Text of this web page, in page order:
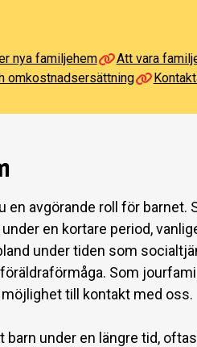
nya familjehem Att vara
omkostnadsersättning
avgörande roll för barnet.
en kortare period,
under tiden som
Som
till kontakt med oss.
under en längre tid,